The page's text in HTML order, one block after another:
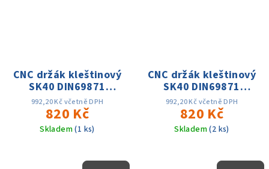
CNC držák kleštinový
SK40 DIN69871
ER20x100,D1-34mm,
AD, 25 tis. otáček,
přes. 0.003
992,20 Kč včetně DPH
820 Kč
Skladem(1 ks)
CNC držák kleštinový
SK40 DIN69871
ER25x100, D-
42mm,AD, 25 tis.
otáček, přes. 0.003
992,20 Kč včetně DPH
820 Kč
Skladem(2 ks)